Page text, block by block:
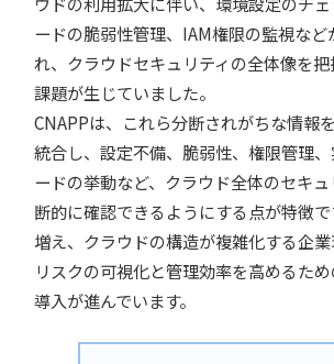
ードの脆弱性管理、IAM権限の監視など
れ、クラウドセキュリティの全体像を把
課題が生じていました。
CNAPPは、これら分断されがちな情報
統合し、設定不備、脆弱性、権限管理
ードの挙動など、クラウド全体のセキ
断的に確認できるようにする点が特徴
増え、クラウドの構造が複雑化する企業
リスクの可視化と管理効率を高めるた
導入が進んでいます。